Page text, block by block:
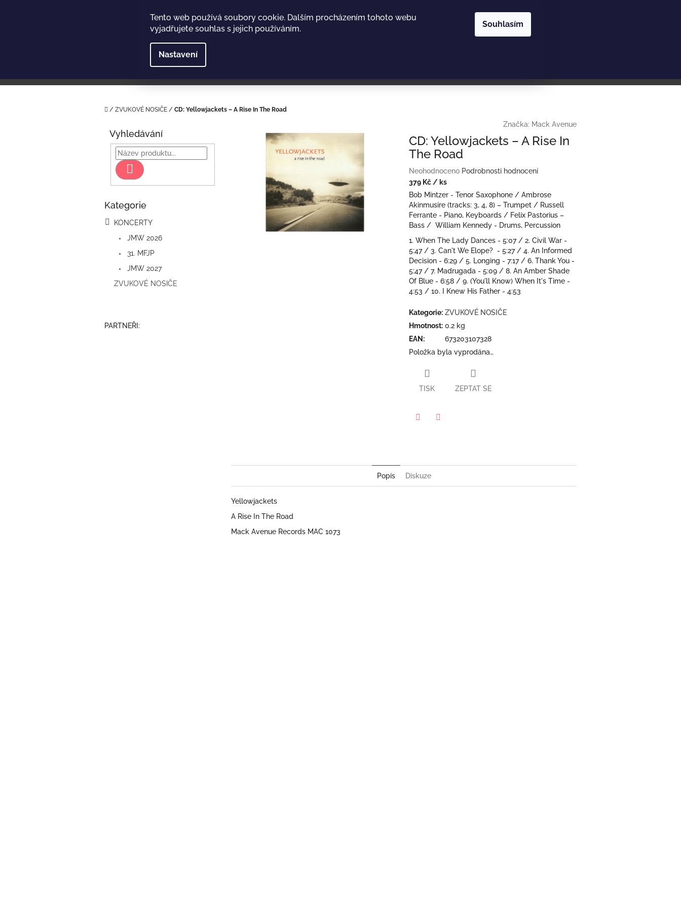
Tento web používá soubory cookie. Dalším procházením tohoto webu
vyjadřujete souhlas s jejich používáním.
Nastavení
Souhlasím
Hledat
Domů
/ ZVUKOVÉ NOSIČE / CD: Yellowjackets ‎– A Rise In The Road
Vyhledávání
Hledat
Přeskočit
Kategorie
KONCERTY
JMW 2026
31. MFJP
JMW 2027
ZVUKOVÉ NOSIČE
PARTNEŘI:
Značka: Mack Avenue
CD: Yellowjackets ‎– A Rise In
The Road
Průměrné
hodnocení
produktu
je
0,0
z
hvězdiček.
Neohodnoceno Podrobnosti hodnocení
379 Kč / ks
Měrná
cena:
Bob Mintzer - Tenor Saxophone / Ambrose
Akinmusire (tracks: 3, 4, 8) – Trumpet / Russell
Ferrante - Piano, Keyboards / Felix Pastorius –
Bass / William Kennedy - Drums, Percussion
1. When The Lady Dances - 5:07 / 2. Civil War -
5:47 / 3. Can't We Elope? - 5:27 / 4. An Informed
Decision - 6:29 / 5. Longing - 7:17 / 6. Thank You -
5:47 / 7. Madrugada - 5:09 / 8. An Amber Shade
Of Blue - 6:58 / 9. (You'll Know) When It's Time -
4:53 / 10. I Knew His Father - 4:53
Kategorie: ZVUKOVÉ NOSIČE
Hmotnost: 0.2 kg
EAN :
673203107328
Položka byla vyprodána…
TISK ZEPTAT SE
Popis Diskuze
Yellowjackets ‎
A Rise In The Road
Mack Avenue Records MAC 1073